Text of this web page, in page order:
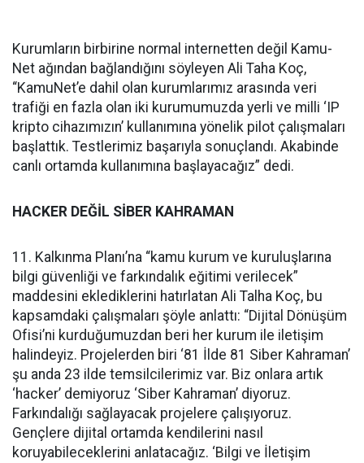
Kurumların birbirine normal internetten değil Kamu-
Net ağından bağlandığını söyleyen Ali Taha Koç,
“KamuNet’e dahil olan kurumlarımız arasında veri
trafiği en fazla olan iki kurumumuzda yerli ve milli ‘IP
kripto cihazımızın’ kullanımına yönelik pilot çalışmaları
başlattık. Testlerimiz başarıyla sonuçlandı. Akabinde
canlı ortamda kullanımına başlayacağız” dedi.
HACKER DEĞİL SİBER KAHRAMAN
11. Kalkınma Planı’na “kamu kurum ve kuruluşlarına
bilgi güvenliği ve farkındalık eğitimi verilecek”
maddesini eklediklerini hatırlatan Ali Talha Koç, bu
kapsamdaki çalışmaları şöyle anlattı: “Dijital Dönüşüm
Ofisi’ni kurduğumuzdan beri her kurum ile iletişim
halindeyiz. Projelerden biri ‘81 İlde 81 Siber Kahraman’
şu anda 23 ilde temsilcilerimiz var. Biz onlara artık
‘hacker’ demiyoruz ‘Siber Kahraman’ diyoruz.
Farkındalığı sağlayacak projelere çalışıyoruz.
Gençlere dijital ortamda kendilerini nasıl
koruyabileceklerini anlatacağız. ‘Bilgi ve İletişim